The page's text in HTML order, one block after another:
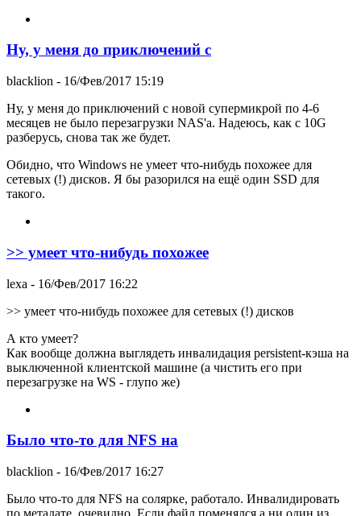
Ну, у меня до приключений с
blacklion - 16/Фев/2017 15:19
Ну, у меня до приключений с новой супермикрой по 4-6
месяцев не было перезагрузки NAS'а. Надеюсь, как с 10G
разберусь, снова так же будет.
Обидно, что Windows не умеет что-нибудь похожее для
сетевых (!) дисков. Я бы разорился на ещё один SSD для
такого.
>> умеет что-нибудь похожее
lexa - 16/Фев/2017 16:22
>> умеет что-нибудь похожее для сетевых (!) дисков
А кто умеет?
Как вообще должна выглядеть инвалидация persistent-кэша на
выключенной клиентской машине (а чистить его при
перезагрузке на WS - глупо же)
Было что-то для NFS на
blacklion - 16/Фев/2017 16:27
Было что-то для NFS на солярке, работало. Инвалидировать
по метадате, очевидно. Если файл поменялся а ни один из